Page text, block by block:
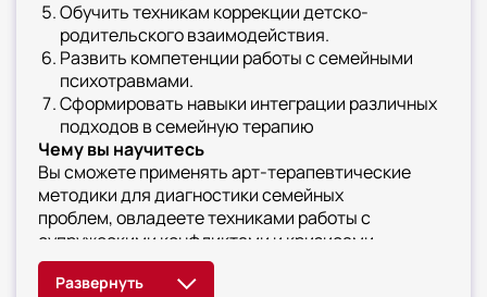
Обучить техникам коррекции детско-
родительского взаимодействия.
Развить компетенции работы с семейными
психотравмами.
Сформировать навыки интеграции различных
подходов в семейную терапию
Чему вы научитесь
Вы сможете применять арт-терапевтические
методики для диагностики семейных
проблем, овладеете техниками работы с
супружескими конфликтами и кризисами.
Научитесь консультировать пары при
сексуальных нарушениях, сможете оказывать